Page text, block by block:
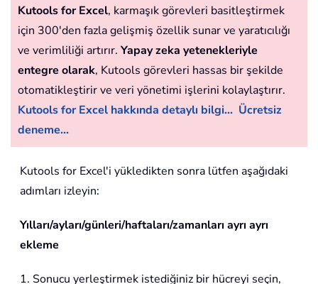
Kutools for Excel, karmaşık görevleri basitleştirmek
için 300'den fazla gelişmiş özellik sunar ve yaratıcılığı
ve verimliliği artırır. Yapay zeka yetenekleriyle
entegre olarak, Kutools görevleri hassas bir şekilde
otomatikleştirir ve veri yönetimi işlerini kolaylaştırır.
Kutools for Excel hakkında detaylı bilgi... Ücretsiz
deneme...
Kutools for Excel'i yükledikten sonra lütfen aşağıdaki
adımları izleyin:
Yılları/ayları/günleri/haftaları/zamanları ayrı ayrı
ekleme
1. Sonucu yerleştirmek istediğiniz bir hücreyi seçin,